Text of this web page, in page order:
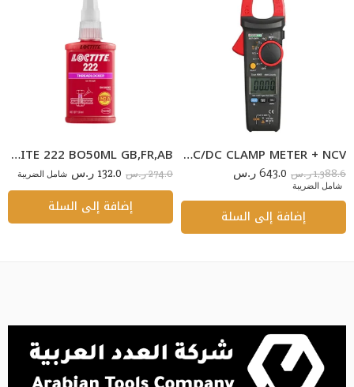
BESANTEK BST-CM74 400A TRUE RMS AC/DC CLAMP METER + NCV
1,388.6 ر.س 643.0 ر.س
شامل الضريبة
إضافة إلى السلة
LOCTITE 222 BO50ML GB,FR,AB
274.0 ر.س 132.0 ر.س شامل الضريبة
إضافة إلى السلة